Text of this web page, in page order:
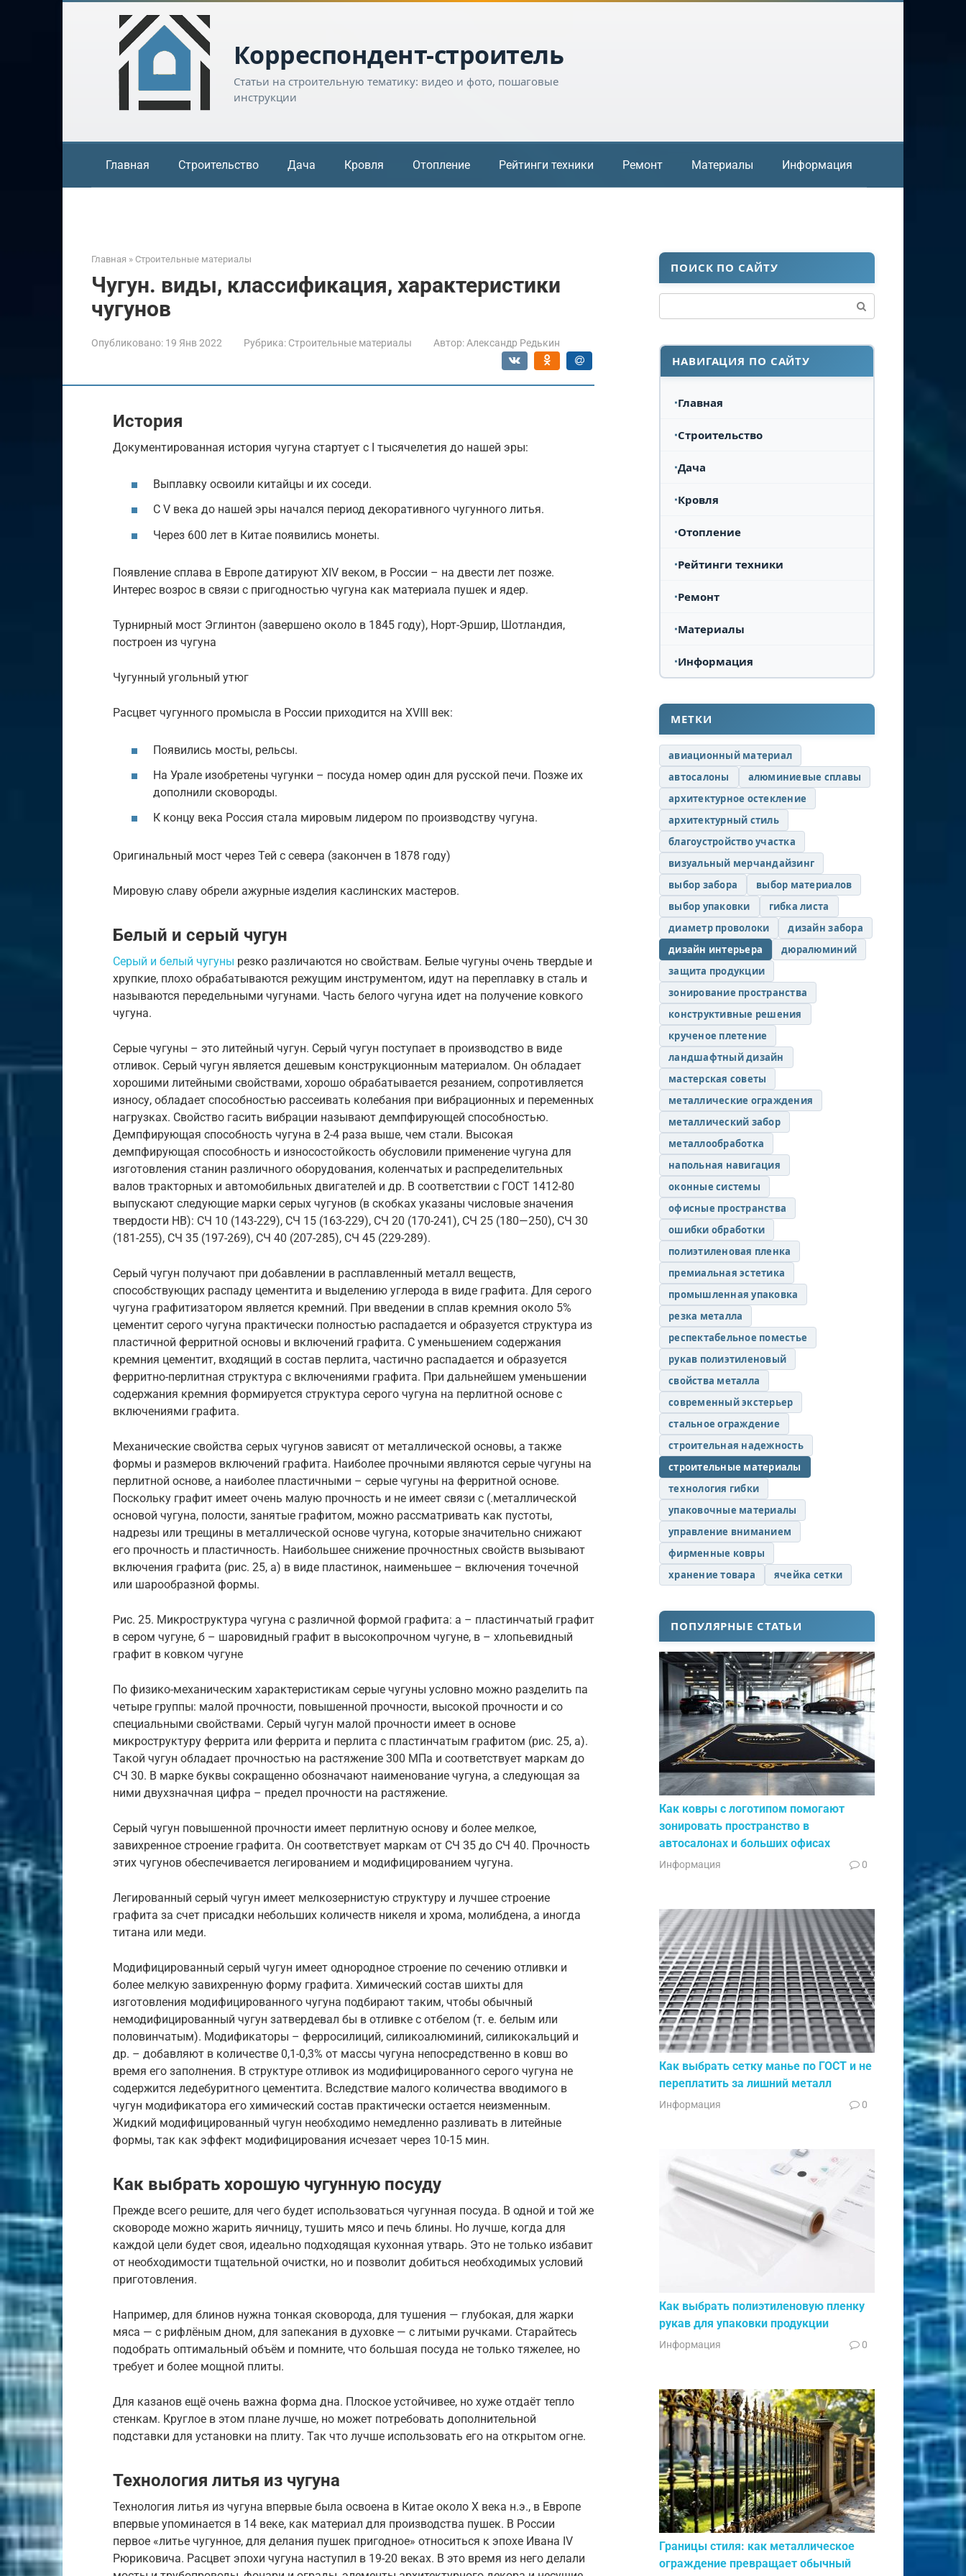
Корреспондент-строитель
Статьи на строительную тематику: видео и фото, пошаговые
инструкции
Главная Строительство Дача Кровля Отопление Рейтинги техники Ремонт Материалы Информация
Главная » Строительные материалы
Чугун. виды, классификация, характеристики
чугунов
Опубликовано: 19 Янв 2022 Рубрика: Строительные материалы Автор: Александр Редькин
История
Документированная история чугуна стартует с I тысячелетия до нашей эры:
Выплавку освоили китайцы и их соседи.
С V века до нашей эры начался период декоративного чугунного литья.
Через 600 лет в Китае появились монеты.
Появление сплава в Европе датируют XIV веком, в России – на двести лет позже.
Интерес возрос в связи с пригодностью чугуна как материала пушек и ядер.
Турнирный мост Эглинтон (завершено около в 1845 году), Норт-Эршир, Шотландия,
построен из чугуна
Чугунный угольный утюг
Расцвет чугунного промысла в России приходится на XVIII век:
Появились мосты, рельсы.
На Урале изобретены чугунки – посуда номер один для русской печи. Позже их
дополнили сковороды.
К концу века Россия стала мировым лидером по производству чугуна.
Оригинальный мост через Тей с севера (закончен в 1878 году)
Мировую славу обрели ажурные изделия каслинских мастеров.
Белый и серый чугун
Серый и белый чугуны резко различаются но свойствам. Белые чугуны очень твердые и
хрупкие, плохо обрабатываются режущим инструментом, идут на переплавку в сталь и
называются передельными чугунами. Часть белого чугуна идет на получение ковкого
чугуна.
Серые чугуны – это литейный чугун. Серый чугун поступает в производство в виде
отливок. Серый чугун является дешевым конструкционным материалом. Он обладает
хорошими литейными свойствами, хорошо обрабатывается резанием, сопротивляется
износу, обладает способностью рассеивать колебания при вибрационных и переменных
нагрузках. Свойство гасить вибрации называют демпфирующей способностью.
Демпфирующая способность чугуна в 2-4 раза выше, чем стали. Высокая
демпфирующая способность и износостойкость обусловили применение чугуна для
изготовления станин различного оборудования, коленчатых и распределительных
валов тракторных и автомобильных двигателей и др. В соответствии с ГОСТ 1412-80
выпускают следующие марки серых чугунов (в скобках указаны числовые значения
твердости НВ): СЧ 10 (143-229), СЧ 15 (163-229), СЧ 20 (170-241), СЧ 25 (180—250), СЧ 30
(181-255), СЧ 35 (197-269), СЧ 40 (207-285), СЧ 45 (229-289).
Серый чугун получают при добавлении в расплавленный металл веществ,
способствующих распаду цементита и выделению углерода в виде графита. Для серого
чугуна графитизатором является кремний. При введении в сплав кремния около 5%
цементит серого чугуна практически полностью распадается и образуется структура из
пластичной ферритной основы и включений графита. С уменьшением содержания
кремния цементит, входящий в состав перлита, частично распадается и образуется
ферритно-перлитная структура с включениями графита. При дальнейшем уменьшении
содержания кремния формируется структура серого чугуна на перлитной основе с
включениями графита.
Механические свойства серых чугунов зависят от металлической основы, а также
формы и размеров включений графита. Наиболее прочными являются серые чугуны на
перлитной основе, а наиболее пластичными – серые чугуны на ферритной основе.
Поскольку графит имеет очень малую прочность и не имеет связи с (.металлической
основой чугуна, полости, занятые графитом, можно рассматривать как пустоты,
надрезы или трещины в металлической основе чугуна, которые значительно снижают
его прочность и пластичность. Наибольшее снижение прочностных свойств вызывают
включения графита (рис. 25, а) в виде пластинок, наименьшее – включения точечной
или шарообразной формы.
Рис. 25. Микроструктура чугуна с различной формой графита: а – пластинчатый графит
в сером чугуне, б – шаровидный графит в высокопрочном чугуне, в – хлопьевидный
графит в ковком чугуне
По физико-механическим характеристикам серые чугуны условно можно разделить па
четыре группы: малой прочности, повышенной прочности, высокой прочности и со
специальными свойствами. Серый чугун малой прочности имеет в основе
микроструктуру феррита или феррита и перлита с пластинчатым графитом (рис. 25, а).
Такой чугун обладает прочностью на растяжение 300 МПа и соответствует маркам до
СЧ 30. В марке буквы сокращенно обозначают наименование чугуна, а следующая за
ними двухзначная цифра – предел прочности на растяжение.
Серый чугун повышенной прочности имеет перлитную основу и более мелкое,
завихренное строение графита. Он соответствует маркам от СЧ 35 до СЧ 40. Прочность
этих чугунов обеспечивается легированием и модифицированием чугуна.
Легированный серый чугун имеет мелкозернистую структуру и лучшее строение
графита за счет присадки небольших количеств никеля и хрома, молибдена, а иногда
титана или меди.
Модифицированный серый чугун имеет однородное строение по сечению отливки и
более мелкую завихренную форму графита. Химический состав шихты для
изготовления модифицированного чугуна подбирают таким, чтобы обычный
немодифицированный чугун затвердевал бы в отливке с отбелом (т. е. белым или
половинчатым). Модификаторы – ферросилиций, силикоалюминий, силикокальций и
др. – добавляют в количестве 0,1-0,3% от массы чугуна непосредственно в ковш во
время его заполнения. В структуре отливок из модифицированного серого чугуна не
содержится ледебуритного цементита. Вследствие малого количества вводимого в
чугун модификатора его химический состав практически остается неизменным.
Жидкий модифицированный чугун необходимо немедленно разливать в литейные
формы, так как эффект модифицирования исчезает через 10-15 мин.
Как выбрать хорошую чугунную посуду
Прежде всего решите, для чего будет использоваться чугунная посуда. В одной и той же
сковороде можно жарить яичницу, тушить мясо и печь блины. Но лучше, когда для
каждой цели будет своя, идеально подходящая кухонная утварь. Это не только избавит
от необходимости тщательной очистки, но и позволит добиться необходимых условий
приготовления.
Например, для блинов нужна тонкая сковорода, для тушения — глубокая, для жарки
мяса — с рифлёным дном, для запекания в духовке — с литыми ручками. Старайтесь
подобрать оптимальный объём и помните, что большая посуда не только тяжелее, но
требует и более мощной плиты.
Для казанов ещё очень важна форма дна. Плоское устойчивее, но хуже отдаёт тепло
стенкам. Круглое в этом плане лучше, но может потребовать дополнительной
подставки для установки на плиту. Так что лучше использовать его на открытом огне.
Технология литья из чугуна
Технология литья из чугуна впервые была освоена в Китае около Х века н.э., в Европе
впервые упоминается в 14 веке, как материал для производства пушек. В России
первое «литье чугунное, для делания пушек пригодное» относиться к эпохе Ивана IV
Рюриковича. Расцвет эпохи чугуна наступил в 19-20 веках. В это время из него делали
ПОИСК ПО САЙТУ
НАВИГАЦИЯ ПО САЙТУ
Главная
Строительство
Дача
Кровля
Отопление
Рейтинги техники
Ремонт
Материалы
Информация
МЕТКИ
авиационный материал
автосалоны
алюминиевые сплавы
архитектурное остекление
архитектурный стиль
благоустройство участка
визуальный мерчандайзинг
выбор забора
выбор материалов
выбор упаковки
гибка листа
диаметр проволоки
дизайн забора
дизайн интерьера
дюралюминий
защита продукции
зонирование пространства
конструктивные решения
крученое плетение
ландшафтный дизайн
мастерская советы
металлические ограждения
металлический забор
металлообработка
напольная навигация
оконные системы
офисные пространства
ошибки обработки
полиэтиленовая пленка
премиальная эстетика
промышленная упаковка
резка металла
респектабельное поместье
рукав полиэтиленовый
свойства металла
современный экстерьер
стальное ограждение
строительная надежность
строительные материалы
технология гибки
упаковочные материалы
управление вниманием
фирменные ковры
хранение товара
ячейка сетки
ПОПУЛЯРНЫЕ СТАТЬИ
Как ковры с логотипом помогают
зонировать пространство в
автосалонах и больших офисах
Информация 0
Как выбрать сетку манье по ГОСТ и не
переплатить за лишний металл
Информация 0
Как выбрать полиэтиленовую пленку
рукав для упаковки продукции
Информация 0
Границы стиля: как металлическое
ограждение превращает обычный